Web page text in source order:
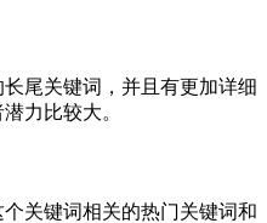
尾关键词，并且有更加详细
力比较大。
关键词相关的热门关键词和